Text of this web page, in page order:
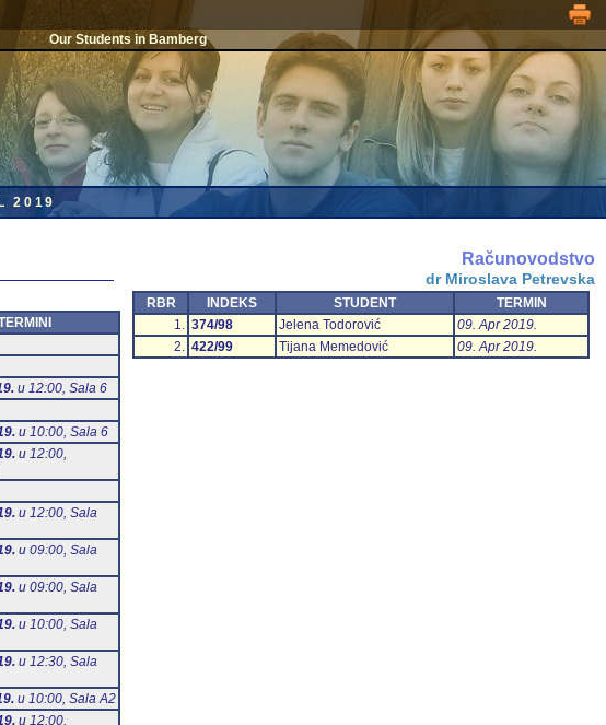
Our Students in Bamberg
2019
u 12:00, Sala 6
u 10:00, Sala 6
u 12:00,
u 12:00, Sala
u 09:00, Sala
u 09:00, Sala
u 10:00, Sala
u 12:30, Sala
u 10:00, Sala А2
u 12:00,
Računovodstvo
dr Miroslava Petrevska
RBR INDEKS STUDENT
TERMIN
1. 374/98 Jelena Todorović
09. Apr 2019.
2. 422/99 Tijana Memedović 09. Apr 2019.